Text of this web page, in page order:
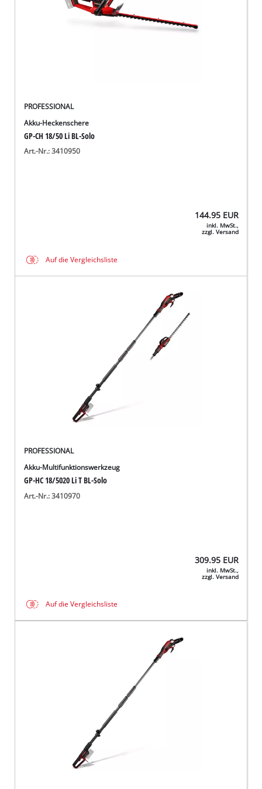
PROFESSIONAL
Akku-Heckenschere
GP-CH 18/50 Li BL-Solo
Art.-Nr.: 3410950
144.95 EUR
inkl. MwSt.,
zzgl. Versand
Auf die Vergleichsliste
PROFESSIONAL
Akku-Multifunktionswerkzeug
GP-HC 18/5020 Li T BL-Solo
Art.-Nr.: 3410970
309.95 EUR
inkl. MwSt.,
zzgl. Versand
Auf die Vergleichsliste